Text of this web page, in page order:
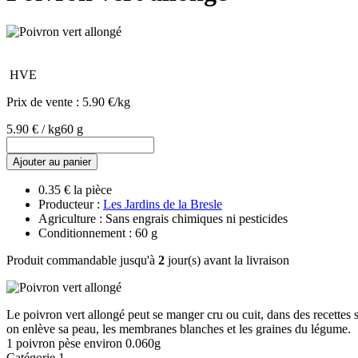
HVE
Prix de vente : 5.90 €/kg
5.90 € / kg60 g
Ajouter au panier
0.35 € la pièce
Producteur : Les Jardins de la Bresle
Agriculture : Sans engrais chimiques ni pesticides
Conditionnement : 60 g
Produit commandable jusqu'à 2 jour(s) avant la livraison
Le poivron vert allongé peut se manger cru ou cuit, dans des recettes
on enlève sa peau, les membranes blanches et les graines du légume.
1 poivron pèse environ 0.060g